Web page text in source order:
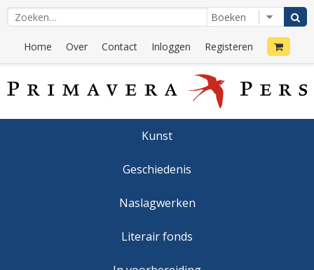
Home Over Contact Inloggen Registeren
Kunst
Geschiedenis
Naslagwerken
Literair fonds